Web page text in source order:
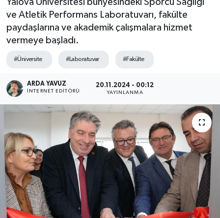
ve Atletik Performans Laboratuvarı, fakülte
paydaşlarına ve akademik çalışmalara hizmet
vermeye başladı.
#Üniversite #Laboratuvar #Fakülte
ARDA YAVUZ
İNTERNET EDITÖRÜ
20.11.2024 - 00:12
YAYINLANMA
SPOR
ULUSAL
RESMİ İLAN